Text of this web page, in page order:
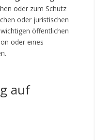
oder zum Schutz
oder juristischen
öffentlichen
oder eines
auf